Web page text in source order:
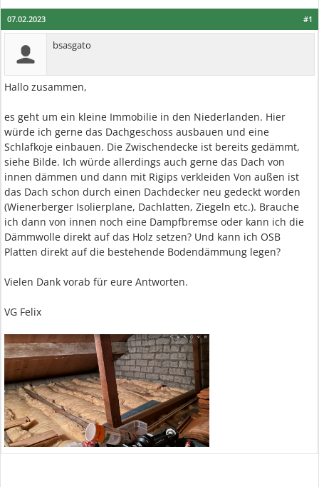
#1
07.02.2023
bsasgato
Hallo zusammen,
es geht um ein kleine Immobilie in den Niederlanden. Hier
würde ich gerne das Dachgeschoss ausbauen und eine
Schlafkoje einbauen. Die Zwischendecke ist bereits gedämmt,
siehe Bilde. Ich würde allerdings auch gerne das Dach von
innen dämmen und dann mit Rigips verkleiden Von außen ist
das Dach schon durch einen Dachdecker neu gedeckt worden
(Wienerberger Isolierplane, Dachlatten, Ziegeln etc.). Brauche
ich dann von innen noch eine Dampfbremse oder kann ich die
Dämmwolle direkt auf das Holz setzen? Und kann ich OSB
Platten direkt auf die bestehende Bodendämmung legen?
Vielen Dank vorab für eure Antworten.
VG Felix